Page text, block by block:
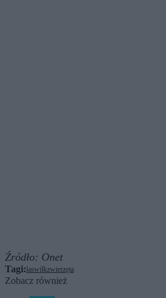
Źródło: Onet
Tagi: laswilkzwierzęta
Zobacz również